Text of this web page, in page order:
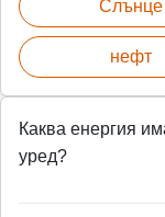
Слънце
нефт
Каква енергия
уред?